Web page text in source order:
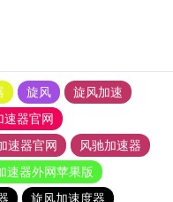
旋风
旋风加速
速器官网
速器官网
风驰加速器
速器外网苹果版
旋风加速度器